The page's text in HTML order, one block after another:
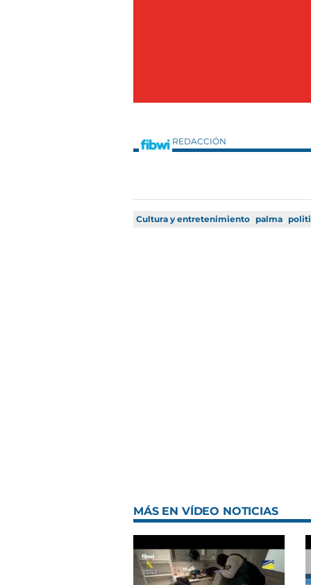
REDACCIÓN
Cultura y entretenimiento palma
MÁS EN VÍDEO NOTICIAS